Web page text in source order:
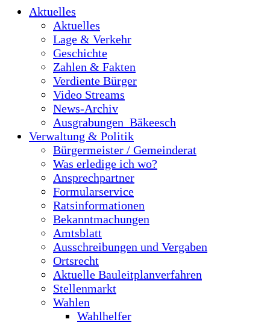
Aktuelles
Aktuelles
Lage & Verkehr
Geschichte
Zahlen & Fakten
Verdiente Bürger
Video Streams
News-Archiv
Ausgrabungen_Bäkeesch
Verwaltung & Politik
Bürgermeister / Gemeinderat
Was erledige ich wo?
Ansprechpartner
Formularservice
Ratsinformationen
Bekanntmachungen
Amtsblatt
Ausschreibungen und Vergaben
Ortsrecht
Aktuelle Bauleitplanverfahren
Stellenmarkt
Wahlen
Wahlhelfer